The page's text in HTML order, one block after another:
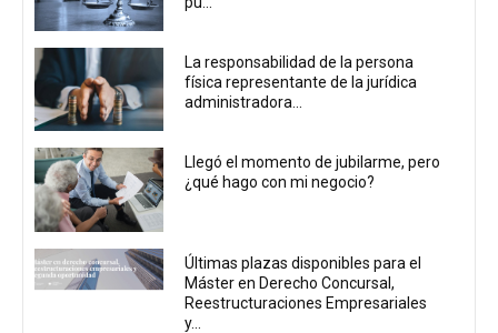
La responsabilidad de la persona
física representante de la jurídica
administradora...
Llegó el momento de jubilarme, pero
¿qué hago con mi negocio?
Últimas plazas disponibles para el
Máster en Derecho Concursal,
Reestructuraciones Empresariales
y...